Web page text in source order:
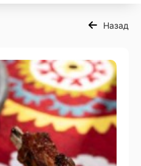
Назад